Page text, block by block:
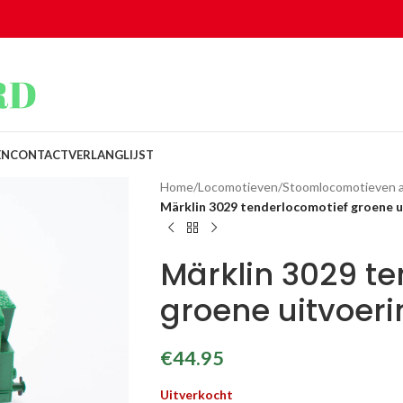
CONTACTVERLANGLIJST
Home/Locomotieven/Stoomlocomotieven
Märklin 3029 tenderlocomotief groene
Märklin 3029
groene
€44.95
Uitverkocht